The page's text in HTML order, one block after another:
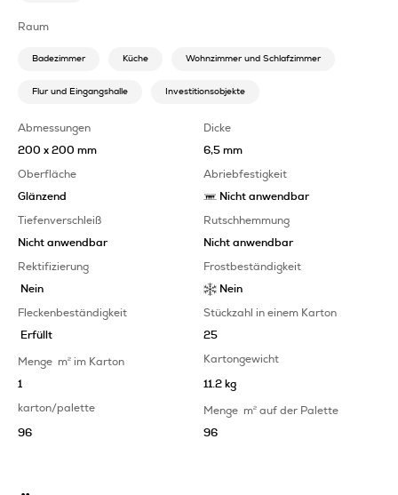
Raum
Badezimmer Küche Wohnzimmer und Schlafzimmer
Flur und Eingangshalle Investitionsobjekte
Abmessungen
200 x 200 mm
Dicke
6,5 mm
Oberfläche
Glänzend
Abriebfestigkeit
Nicht anwendbar
Tiefenverschleiß
Nicht anwendbar
Rutschhemmung
Nicht anwendbar
Rektifizierung
Nein
Frostbeständigkeit
Nein
Fleckenbeständigkeit
Erfüllt
Stückzahl in einem Karton
25
Menge m2 im Karton
1
Kartongewicht
11.2 kg
karton/palette
96
Mengem2 auf der Palette
96